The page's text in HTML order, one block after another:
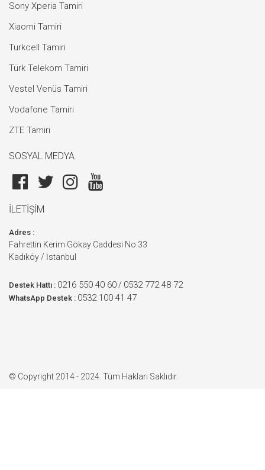
Sony Xperia Tamiri
Xiaomi Tamiri
Turkcell Tamiri
Türk Telekom Tamiri
Vestel Venüs Tamiri
Vodafone Tamiri
ZTE Tamiri
SOSYAL MEDYA
İLETİŞİM
Adres :
Fahrettin Kerim Gökay Caddesi No:33
Kadıköy / İstanbul
Destek Hattı : 0216 550 40 60 / 0532 772 48 72
WhatsApp Destek : 0532 100 41 47
© Copyright 2014 - 2024. Tüm Hakları Saklıdır.